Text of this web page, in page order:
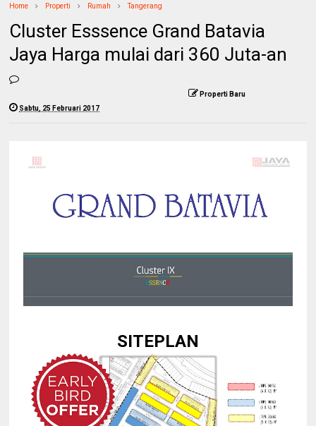
Home Properti Rumah Tangerang
Cluster Esssence Grand Batavia
Jaya Harga mulai dari 360 Juta-an
Properti Baru
Sabtu, 25 Februari 2017
SITEPLAN